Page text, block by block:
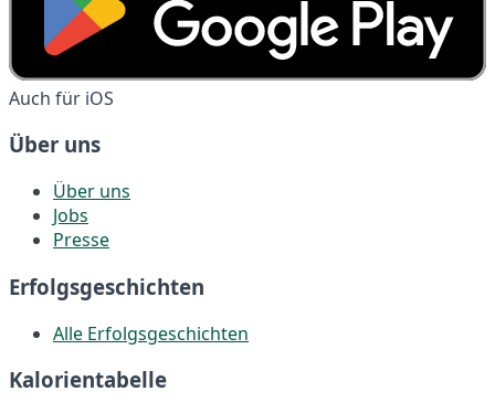
Auch für iOS
Über uns
Über uns
Jobs
Presse
Erfolgsgeschichten
Alle Erfolgsgeschichten
Kalorientabelle